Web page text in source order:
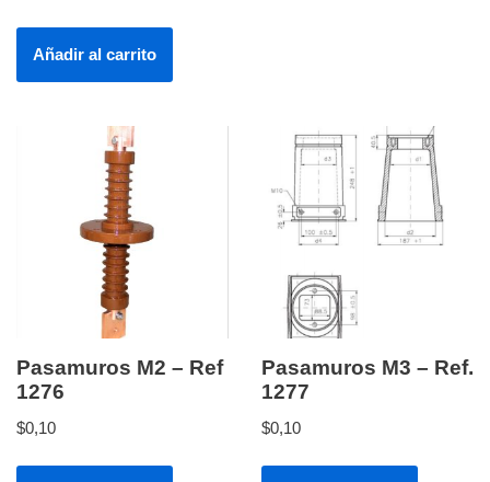
Añadir al carrito
Pasamuros M2 – Ref
1276
$0,10
Pasamuros M3 – Ref.
1277
$0,10